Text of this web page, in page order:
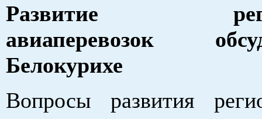
Развитие
авиаперевозок
Белокурихе
Вопросы развития